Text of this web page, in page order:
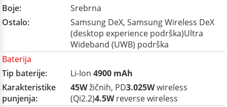
Boje:
Srebrna
Ostalo:
Samsung DeX, Samsung Wireless DeX
(desktop experience podrška)Ultra
Wideband (UWB) podrška
Baterija
Tip baterije:
Li-Ion 4900 mAh
Karakteristike
punjenja:
45Wžičnih, PD3.025Wwireless
(Qi2.2)4.5Wreverse wireless